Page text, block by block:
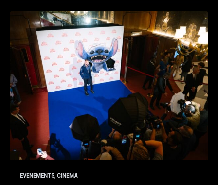
EVENEMENTS, CINEMA